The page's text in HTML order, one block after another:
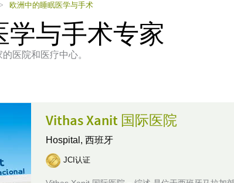
欧洲中的睡眠医学与手术
学与手术专家
医院和医疗中心。
Vithas Xanit 国际医院
Hospital, 西班牙
JCI认证